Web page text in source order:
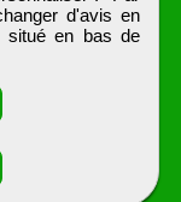
d'avis en
situé en bas de